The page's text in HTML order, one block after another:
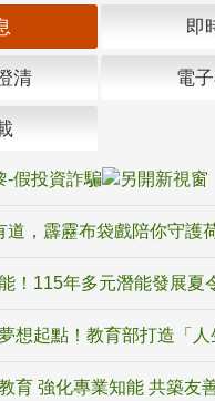
即
清 電
-假投資詐騙
育 強化專業知能 共築友